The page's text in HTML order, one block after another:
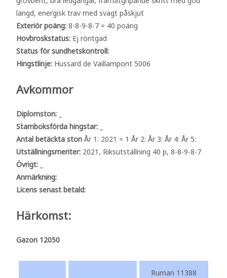
längd, energisk trav med svagt påskjut
Exteriör poäng: 8-8-9-8-7 = 40 poäng
Hovbroskstatus: Ej röntgad
Status för sundhetskontroll:
Hingstlinje: Hussard de Vaillampont 5006
Avkommor
Diplomston:
Stamboksförda hingstar:
Antal betäckta ston År 1: 2021 = 1 År 2: År 3: År 4: År 5:
Utställningsmeriter: 2021, Riksutställning 40 p, 8-8-9-8-7
Övrigt:
Anmärkning:
Licens senast betald:
Härkomst:
Gazon 12050
Ruman 11388